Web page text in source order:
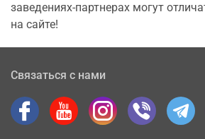
заведениях-партнерах могут
на сайте!
Связаться с нами